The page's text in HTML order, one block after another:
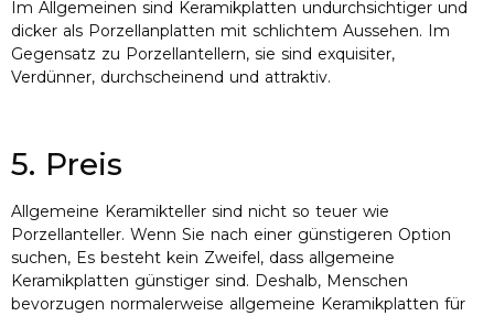
Im Allgemeinen sind Keramikplatten undurchsichtiger und
dicker als Porzellanplatten mit schlichtem Aussehen. Im
Gegensatz zu Porzellantellern, sie sind exquisiter,
Verdünner, durchscheinend und attraktiv.
5. Preis
Allgemeine Keramikteller sind nicht so teuer wie
Porzellanteller. Wenn Sie nach einer günstigeren Option
suchen, Es besteht kein Zweifel, dass allgemeine
Keramikplatten günstiger sind. Deshalb, Menschen
bevorzugen normalerweise allgemeine Keramikplatten für